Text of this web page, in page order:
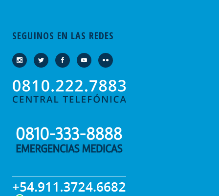
SEGUINOS EN LAS REDES